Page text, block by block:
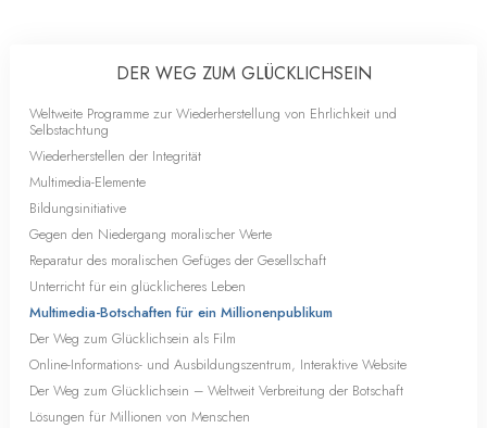
DER WEG ZUM GLÜCKLICHSEIN
Weltweite Programme zur Wiederherstellung von Ehrlichkeit und
Selbstachtung
Wiederherstellen der Integrität
Multimedia-Elemente
Bildungsinitiative
Gegen den Niedergang moralischer Werte
Reparatur des moralischen Gefüges der Gesellschaft
Unterricht für ein glücklicheres Leben
Multimedia-Botschaften für ein Millionenpublikum
Der Weg zum Glücklichsein als Film
Online-Informations- und Ausbildungszentrum, Interaktive Website
Der Weg zum Glücklichsein – Weltweit Verbreitung der Botschaft
Lösungen für Millionen von Menschen